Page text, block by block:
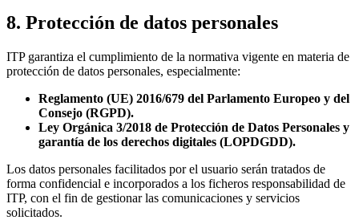
8. Protección de datos personales
ITP garantiza el cumplimiento de la normativa vigente en materia de
protección de datos personales, especialmente:
Reglamento (UE) 2016/679 del Parlamento Europeo y del
Consejo (RGPD).
Ley Orgánica 3/2018 de Protección de Datos Personales y
garantía de los derechos digitales (LOPDGDD).
Los datos personales facilitados por el usuario serán tratados de
forma confidencial e incorporados a los ficheros responsabilidad de
ITP, con el fin de gestionar las comunicaciones y servicios
solicitados.